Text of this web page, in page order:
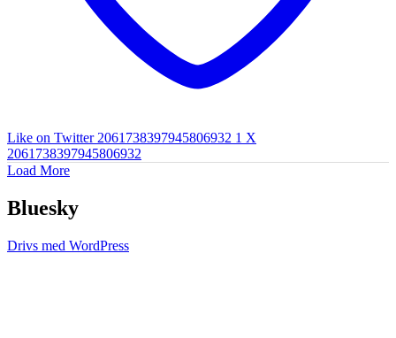
Like on Twitter 2061738397945806932 1 X
2061738397945806932
Load More
Bluesky
Drivs med WordPress